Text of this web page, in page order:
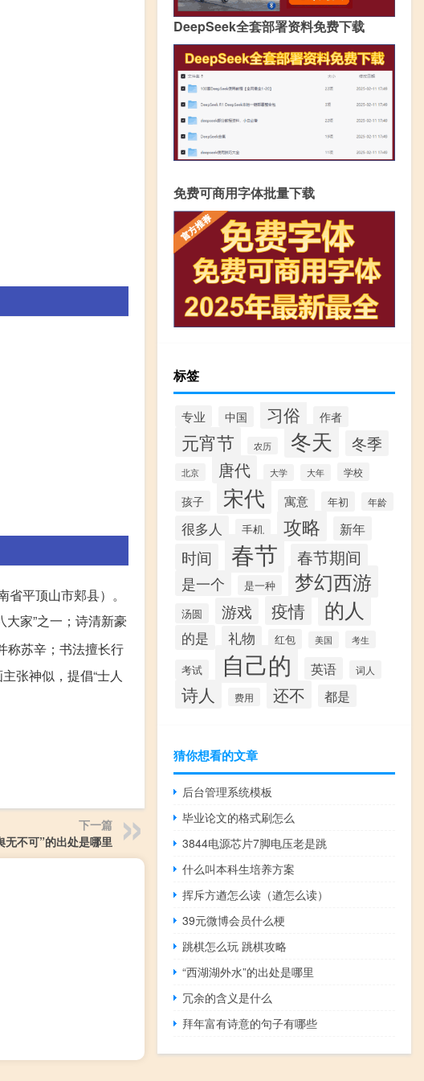
平顶山市郏县）。
家”之一；诗清新豪
称苏辛；书法擅长行
张神似，提倡“士人
下一篇
无不可”的出处是哪里
DeepSeek全套部署资料免费下载
免费可商用字体批量下载
标签
专业 中国 习俗 作者
元宵节 农历 冬天 冬季
北京 唐代 大学 大年 学校
孩子 宋代 寓意 年初 年龄
很多人 手机 攻略 新年
时间 春节 春节期间
是一个 是一种 梦幻西游
汤圆 游戏 疫情 的人
的是 礼物 红包 美国 考生
考试 自己的 英语 词人
诗人 费用 还不 都是
猜你想看的文章
后台管理系统模板
毕业论文的格式刷怎么
3844电源芯片7脚电压老是跳
什么叫本科生培养方案
挥斥方遒怎么读（遒怎么读）
39元微博会员什么梗
跳棋怎么玩 跳棋攻略
“西湖湖外水”的出处是哪里
冗余的含义是什么
拜年富有诗意的句子有哪些